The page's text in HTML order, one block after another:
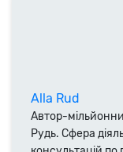
Alla Rud
Автор-
Рудь. Сфера